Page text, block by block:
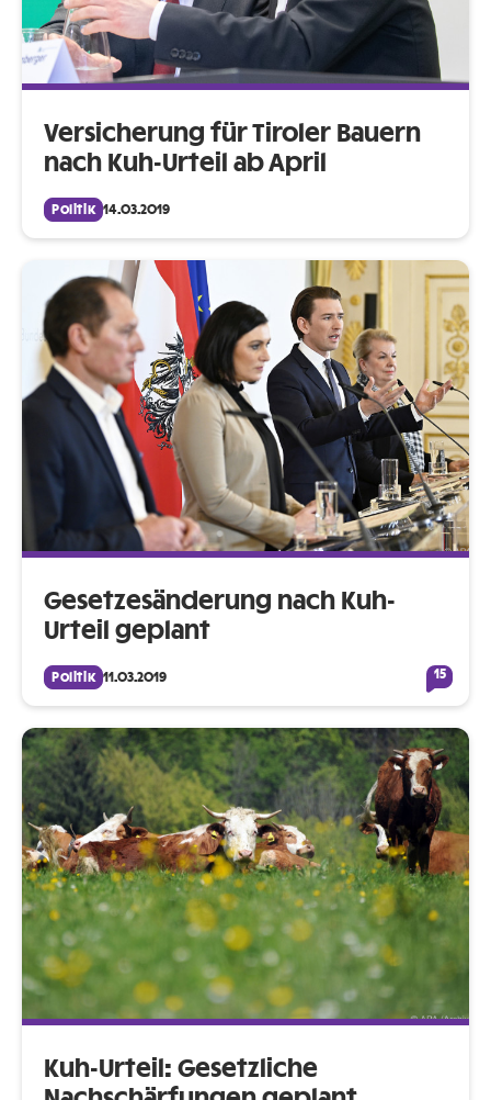
Versicherung für Tiroler Bauern
nach Kuh-Urteil ab April
Politik 14.03.2019
Gesetzesänderung nach Kuh-
Urteil geplant
Politik 11.03.2019 15
Kuh-Urteil: Gesetzliche